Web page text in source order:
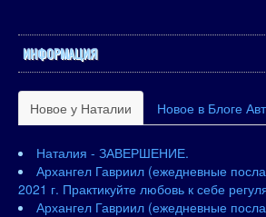
ИНФОРМАЦИЯ
Новое у Наталии Новое в Блоге
Наталия - ЗАВЕРШЕНИЕ.
Архангел Гавриил (ежедневные
2021 г. Практикуйте любовь к себе
Архангел Гавриил (ежедневные